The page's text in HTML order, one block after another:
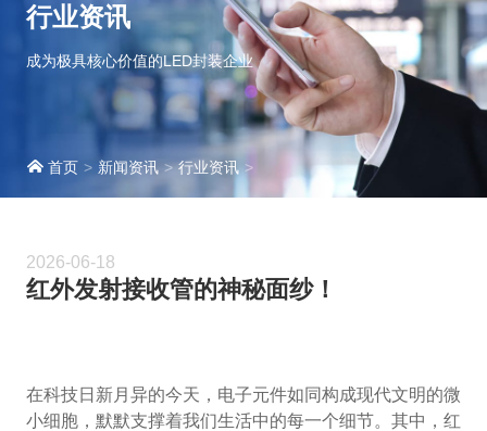
行业资讯
成为极具核心价值的LED封装企业
首页 新闻资讯 行业资讯
2026-06-18
红外发射接收管的神秘面纱！
在科技日新月异的今天，电子元件如同构成现代文明的微
小细胞，默默支撑着我们生活中的每一个细节。其中，红